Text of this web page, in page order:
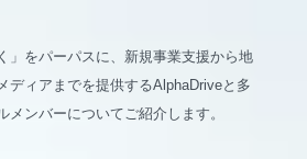
」をパーパスに、新規事業支援から地
ディアまでを提供するAlphaDriveと多
メンバーについてご紹介します。